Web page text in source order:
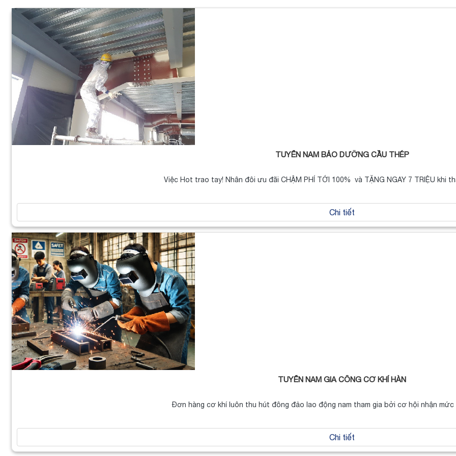
TUYỂN NAM BẢO DƯỠNG CẦU THÉP
Việc Hot trao tay! Nhân đôi ưu đãi CHẬM PHÍ TỚI 100% và TẶNG NGAY 7 TRIỆU khi
Chi tiết
TUYỂN NAM GIA CÔNG CƠ KHÍ HÀN
Đơn hàng cơ khí luôn thu hút đông đảo lao động nam tham gia bởi cơ hội nhận
Chi tiết